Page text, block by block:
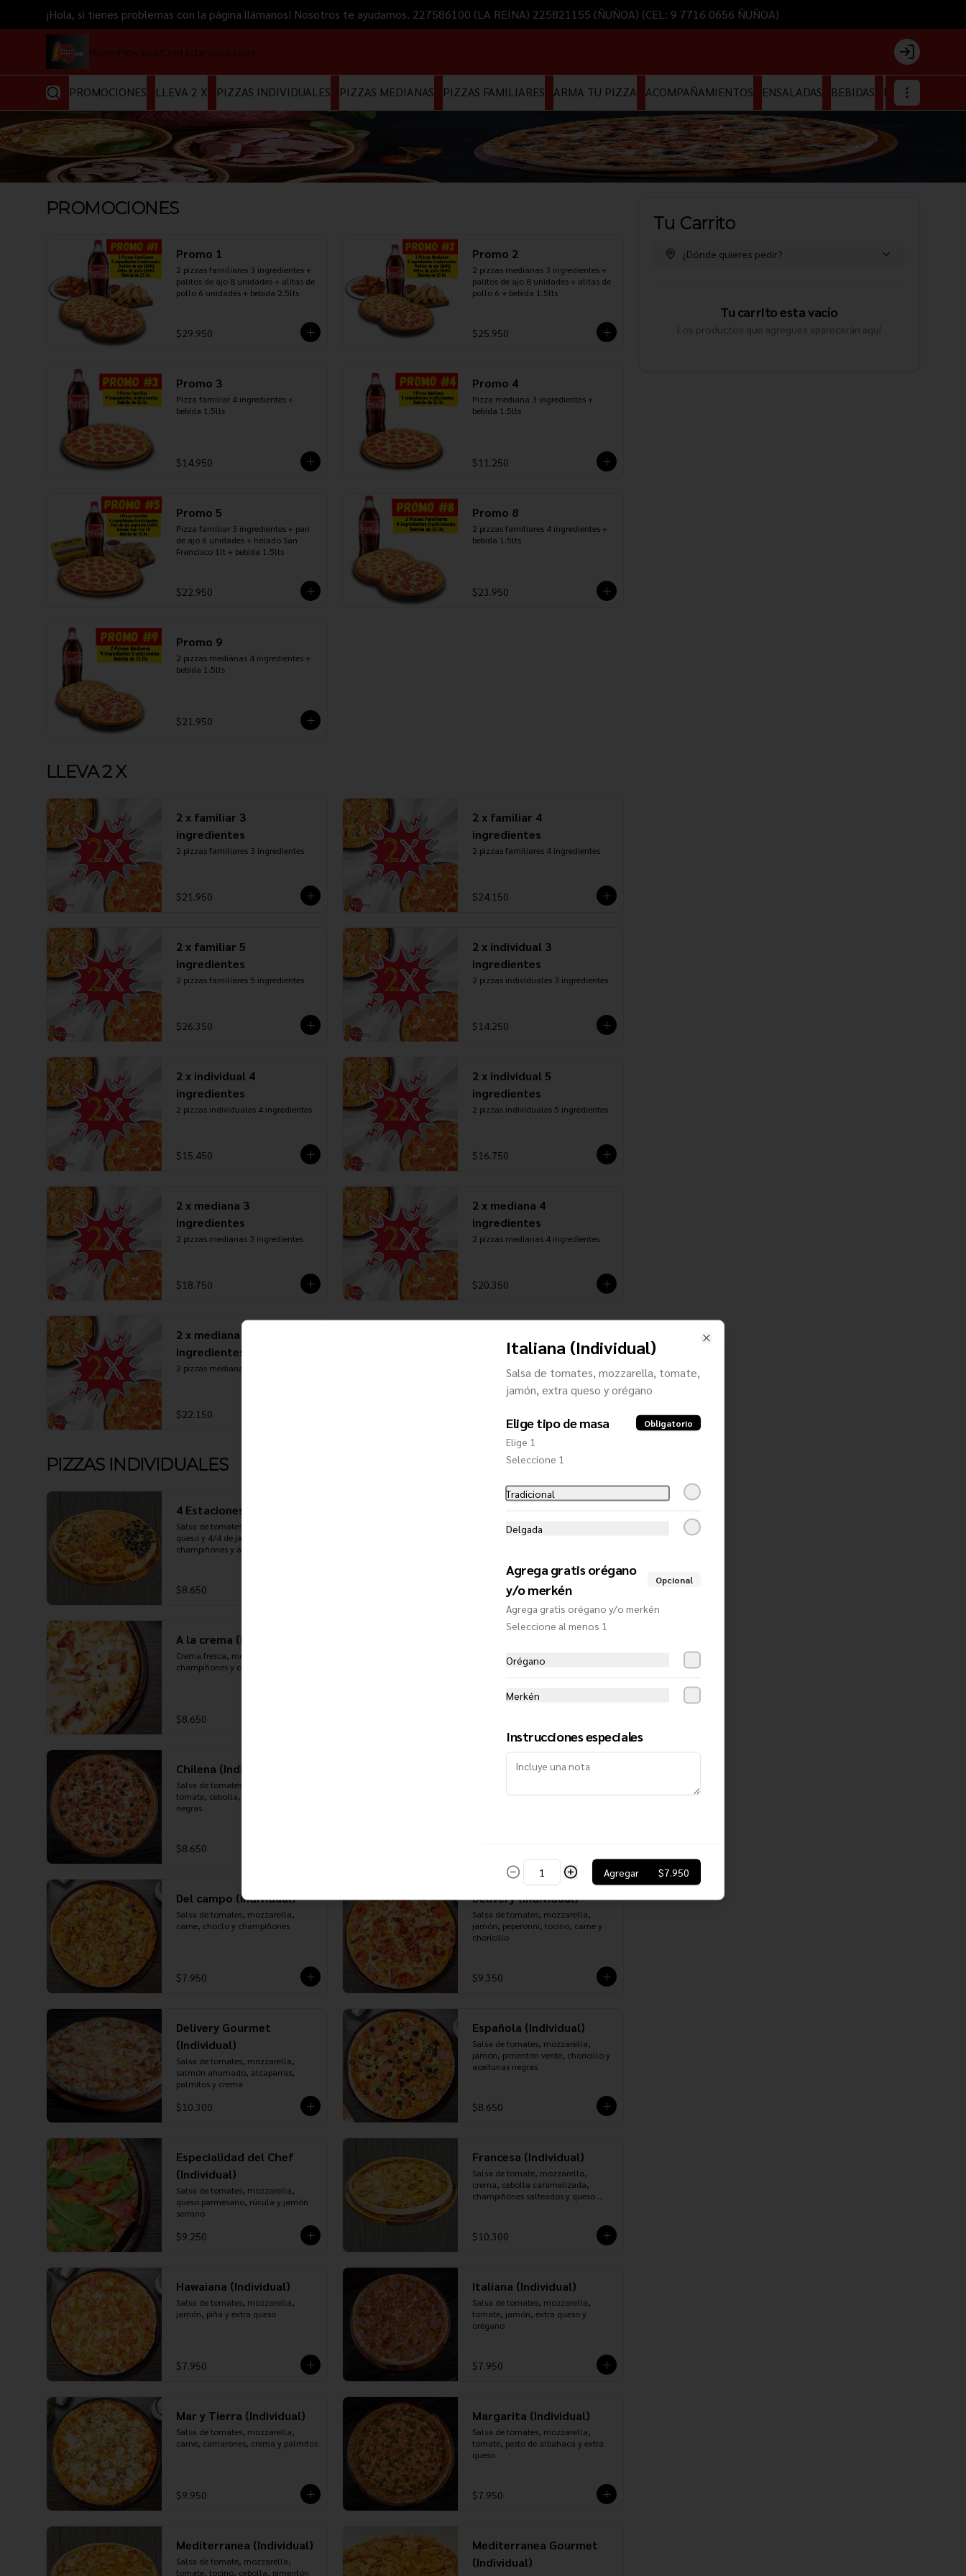
¡Hola, si tienes problemas con la página llámanos! Nosotros te ayudamos. 227586100 (LA REINA) 225821155 (ÑUÑOA) (CEL: 9 7716 0656 ÑUÑOA)
Home¡Pide aqui!ContáctanosLocales Login
PROMOCIONES LLEVA 2 X PIZZAS INDIVIDUALES PIZZAS MEDIANAS PIZZAS FAMILIARES ARMA TU PIZZA ACOMPAÑAMIENTOS ENSALADAS BEBIDAS HELADOS
PROMOCIONES
Promo 1
2 pizzas familiares 3 ingredientes +
palitos de ajo 8 unidades + alitas de
pollo 6 unidades + bebida 2.5lts
$29.950
Promo 2
2 pizzas medianas 3 ingredientes +
palitos de ajo 8 unidades + alitas de
pollo 6 + bebida 1.5lts
$25.950
Promo 3
Pizza familiar 4 ingredientes +
bebida 1.5lts
$14.950
Promo 4
Pizza mediana 3 ingredientes +
bebida 1.5lts
$11.250
Promo 5
Pizza familiar 3 ingredientes + pan
de ajo 6 unidades + helado San
Francisco 1lt + bebida 1.5lts
$22.950
Promo 8
2 pizzas familiares 4 ingredientes +
bebida 1.5lts
$23.950
Promo 9
2 pizzas medianas 4 ingredientes +
bebida 1.5lts
$21.950
LLEVA 2 X
2 x familiar 3
ingredientes
2 pizzas familiares 3 ingredientes
$21.950
2 x familiar 4
ingredientes
2 pizzas familiares 4 ingredientes
$24.150
2 x familiar 5
ingredientes
2 pizzas familiares 5 ingredientes
$26.350
2 x individual 3
ingredientes
2 pizzas individuales 3 ingredientes
$14.250
2 x individual 4
ingredientes
2 pizzas individuales 4 ingredientes
$15.450
2 x individual 5
ingredientes
2 pizzas individuales 5 ingredientes
$16.750
2 x mediana 3
ingredientes
2 pizzas medianas 3 ingredientes
$18.750
2 x mediana 4
ingredientes
2 pizzas medianas 4 ingredientes
$20.350
2 x mediana 5
ingredientes
2 pizzas medianas 5 ingredientes
$22.150
PIZZAS INDIVIDUALES
4 Estaciones (Individual)
Salsa de tomates, mozzarella, extra
queso y 4/4 de jamón, peperonni,
champiñones y aceitunas
$8.650
Salsa de tomates, mozzarella,
queso roquefort, queso parmesano y
A la crema (Individual)
Crema fresca, mozzarella, tocino,
champiñones y cebolla
$8.650
Salsa de tomates, mozzarella, doble
peperonni y extra queso
Chilena (Individual)
Salsa de tomates, mozzarella,
tomate, cebolla, carne y aceitunas
negras
$8.650
De la casa (Individual)
jamón, champiñones y aceituna
Del campo (Individual)
Salsa de tomates, mozzarella,
carne, choclo y champiñones
$7.950
Delivery (Individual)
Salsa de tomates, mozzarella,
jamón, peperonni, tocino, carne y
choricillo
$9.350
Delivery Gourmet
(Individual)
Salsa de tomates, mozzarella,
salmón ahumado, alcaparras,
palmitos y crema
$10.300
Española (Individual)
Salsa de tomates, mozzarella,
jamón, pimentón verde, choricillo y
aceitunas negras
$8.650
Especialidad del Chef
(Individual)
Salsa de tomates, mozzarella,
queso parmesano, rúcula y jamón
serrano
$9.250
Francesa (Individual)
Salsa de tomate, mozzarella,
crema, cebolla caramelizada,
champiñones salteados y queso
$10.300
Hawaiana (Individual)
Salsa de tomates, mozzarella,
jamón, piña y extra queso
$7.950
Italiana (Individual)
Salsa de tomates, mozzarella,
tomate, jamón, extra queso y
orégano
$7.950
Mar y Tierra (Individual)
Salsa de tomates, mozzarella,
carne, camarones, crema y palmitos
$9.950
Margarita (Individual)
Salsa de tomates, mozzarella,
tomate, pesto de albahaca y extra
queso
$7.950
Mediterranea (Individual)
Salsa de tomate, mozzarella,
tomate, tocino, cebolla, pimentón
Mediterranea Gourmet
(Individual)
Tu Carrito
¿Dónde quieres pedir?
Tu carrito esta vacío
Los productos que agregues aparecerán aquí
Italiana (Individual)
Salsa de tomates, mozzarella, tomate,
jamón, extra queso y orégano
Elige tipo de masa Obligatorio
Elige 1
Seleccione 1
Tradicional
Delgada
Agrega gratis orégano
y/o merkén
Opcional
Agrega gratis orégano y/o merkén
Seleccione al menos 1
Orégano
Merkén
Instrucciones especiales
Agregar $7.950